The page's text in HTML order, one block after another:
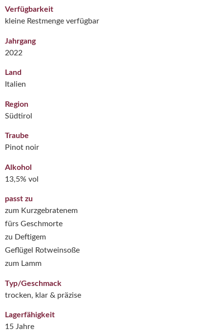
Verfügbarkeit
kleine Restmenge verfügbar
Jahrgang
2022
Land
Italien
Region
Südtirol
Traube
Pinot noir
Alkohol
13,5% vol
passt zu
zum Kurzgebratenem
fürs Geschmorte
zu Deftigem
Geflügel Rotweinsoße
zum Lamm
Typ/Geschmack
trocken, klar & präzise
Lagerfähigkeit
15 Jahre